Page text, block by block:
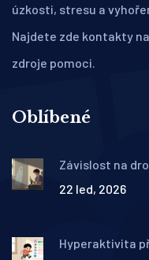
úzkosti, stresu a
Najdete zde kontakty
zdroje pomoci.
Oblíbené
Závislost na
22 led, 2026
Hyperaktivita